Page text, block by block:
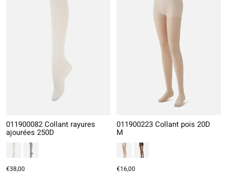
011900082 Collant rayures
ajourées 250D
€38,00
011900223 Collant pois 20D
M
€16,00